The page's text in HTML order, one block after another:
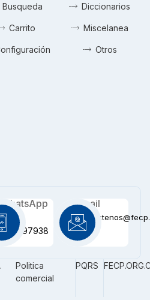
Busqueda
Carrito
Diccionarios
Miscelanea
Otros
WhatsApp
+57
3116097938
Email
Politica
comercial
PQRS